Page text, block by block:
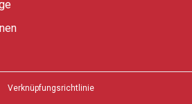
Verknüpfungsrichtlinie